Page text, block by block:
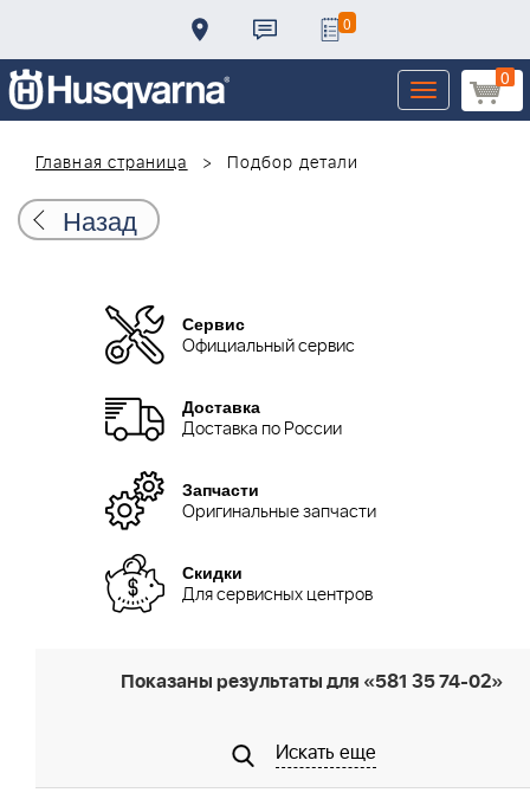
0
0
Toggle
navigation
Главная страница
Подбор детали
Назад
Сервис
Официальный сервис
Доставка
Доставка по России
Запчасти
Оригинальные запчасти
Скидки
Для сервисных центров
Показаны результаты для «581 35 74-02»
Искать еще